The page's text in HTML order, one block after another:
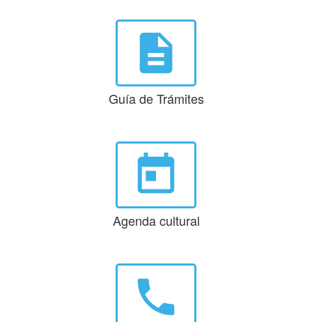
description
Guía de Trámites
today
Agenda cultural
phone